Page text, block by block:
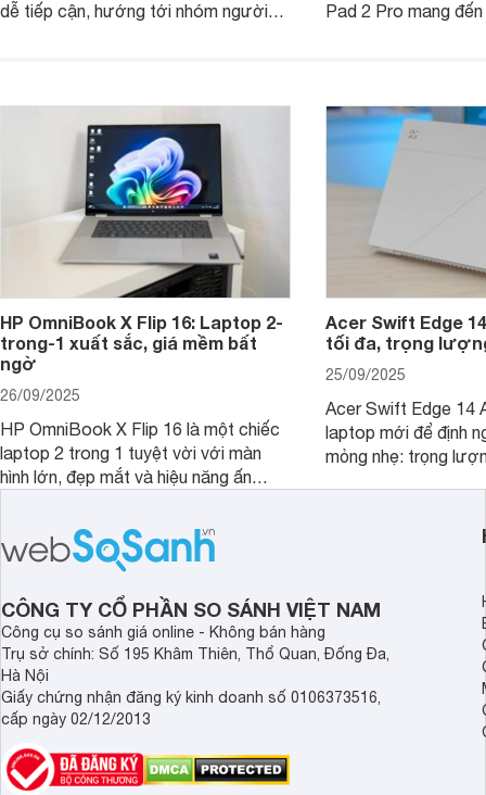
dễ tiếp cận, hướng tới nhóm người
hút sự quan tâm lớn từ thị trường.
Pad 2 Pro mang
HP OmniBook X Flip 16: Laptop 2-
trong-1 xuất sắc, giá mềm bất
ngờ
26/09/2025
HP OmniBook X Flip 16 là một chiếc
laptop 2 trong 1 tuyệt vời với màn
hình lớn, đẹp mắt và hiệu năng ấn
mức giá vô cùng hấp dẫn, biến nó trở
thành một lựa chọn “đáng đồng tiền
bát gạo” trên thị trường.
Acer Swift Edge
tối đa, trọng
25/09/2025
Acer Swift Edge 14
laptop mới để định
mỏng nhẹ: trọng
năng AI hàng đầu,
CÔNG TY CỔ PHẦN SO SÁNH VIỆT NAM
Công cụ so sánh giá online - Không bán hàng
Trụ sở chính: Số 195 Khâm Thiên, Thổ Quan, Đống Đa,
Hà Nội
Giấy chứng nhận đăng ký kinh doanh số 0106373516,
cấp ngày 02/12/2013